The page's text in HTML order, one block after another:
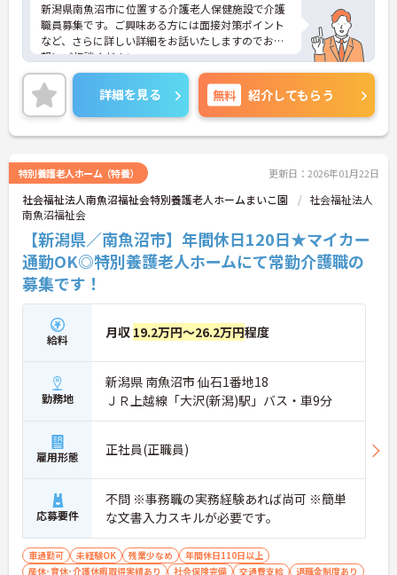
新潟県南魚沼市に位置する介護老人保健施設で介護
職員募集です。ご興味ある方には面接対策ポイント
など、さらに詳しい詳細をお話いたしますのでお気
軽にご相談ください。
詳細を見る 無料 紹介してもらう
特別養護老人ホーム（特養） 更新日：2026年01月22日
社会福祉法人南魚沼福祉会特別養護老人ホームまいこ園
社会福祉法人
南魚沼福祉会
【新潟県／南魚沼市】年間休日120日★マイカー
通勤OK◎特別養護老人ホームにて常勤介護職の
募集です！
給料 月収 19.2万円～26.2万円程度
勤務地
新潟県 南魚沼市 仙石1番地18
ＪＲ上越線「大沢(新潟)駅」バス・車9分
雇用形態 正社員(正職員)
応募要件
不問 ※事務職の実務経験あれば尚可 ※簡単
な文書入力スキルが必要です。
車通勤可 未経験OK 残業少なめ
年間休日110日以上
産休･育休･介護休暇取得実績あり
社会保険完備 交通費支給 退職金制度あり